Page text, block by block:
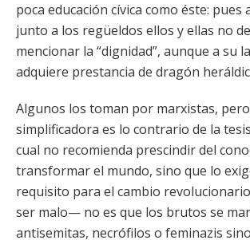
poca educación cívica como éste: pues
junto a los regüeldos ellos y ellas no
mencionar la “dignidad”, aunque a su
adquiere prestancia de dragón
Algunos los toman por marxistas,
simplificadora es lo contrario de la
cual no recomienda prescindir del
transformar el mundo, sino que lo
requisito para el cambio
ser malo— no es que los brutos se
antisemitas, necrófilos o feminazis